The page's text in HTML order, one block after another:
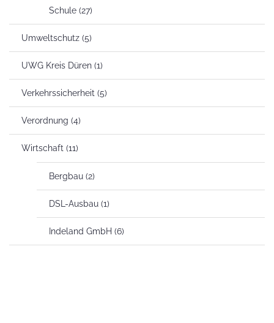
Schule (27)
Umweltschutz (5)
UWG Kreis Düren (1)
Verkehrssicherheit (5)
Verordnung (4)
Wirtschaft (11)
Bergbau (2)
DSL-Ausbau (1)
Indeland GmbH (6)